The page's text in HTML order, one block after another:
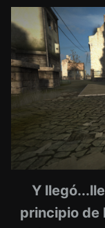
Y
principio de